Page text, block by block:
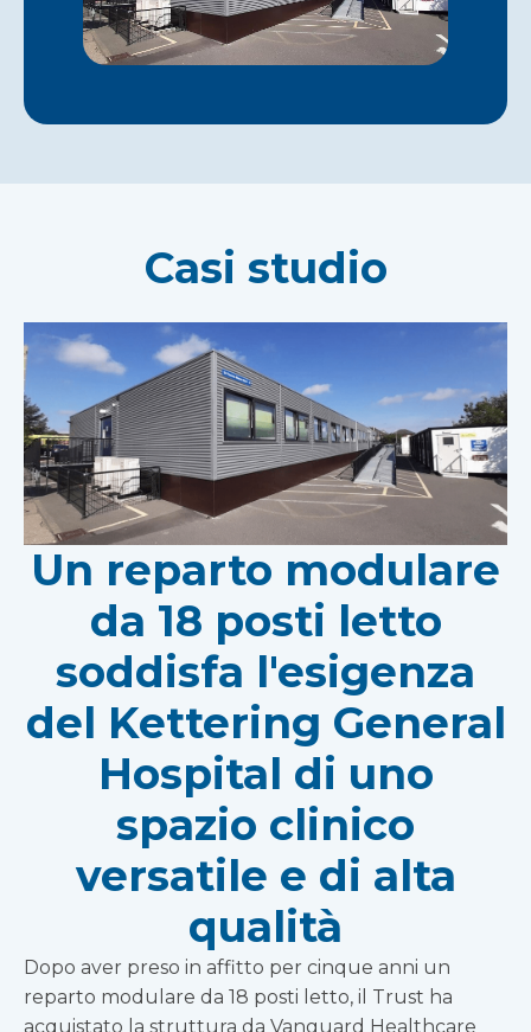
Casi studio
Un reparto modulare
da 18 posti letto
soddisfa l'esigenza
del Kettering General
Hospital di uno
spazio clinico
versatile e di alta
qualità
Dopo aver preso in affitto per cinque anni un
reparto modulare da 18 posti letto, il Trust ha
acquistato la struttura da Vanguard Healthcare